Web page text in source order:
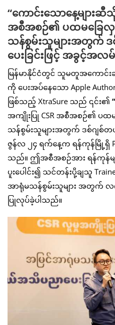
“ကောင်းသောနေ့များ
အစီအစဉ်၏ ပထမခြေလှ
သန်စွမ်းသူများအတွက်
ပေးခြင်းဖြင့် အခွင့်အလ
မြန်မာနိုင်ငံတွင် သူမတူအကောင်းဆုံး
ကို ပေးအပ်နေသော Apple
ဖြစ်သည့် XtraSure သည် ၎င်း၏ “
အကျိုးပြု CSR အစီအစဉ်၏ ပထ
သန်စွမ်းသူများအတွက် ဒစ်ဂျ
ဇွန်လ ၂၄ ရက်နေ့က ရန်ကုန်မြို့ရှိ
သည်။ ဤအစီအစဉ်အား ရန်ကုန်မျက်
ပူးပေါင်း၍ သင်တန်းပို့ချသူ
အာရုံမသန်စွမ်းသူများ အတွက် လ
ပြုလုပ်ခဲ့ပါသည်။